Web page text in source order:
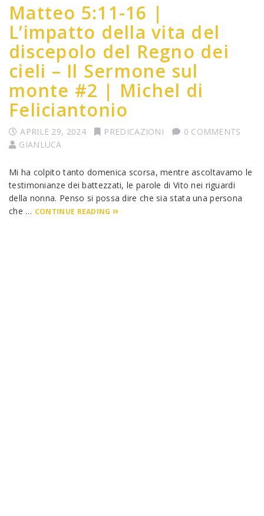
Matteo 5:11-16 |
L’impatto della vita del
discepolo del Regno dei
cieli – Il Sermone sul
monte #2 | Michel di
Feliciantonio
APRILE 29, 2024 PREDICAZIONI
0 COMMENTS
GIANLUCA
Mi ha colpito tanto domenica scorsa, mentre ascoltavamo le
testimonianze dei battezzati, le parole di Vito nei riguardi
della nonna. Penso si possa dire che sia stata una persona
che … CONTINUE READING